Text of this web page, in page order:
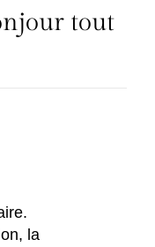
tout
la